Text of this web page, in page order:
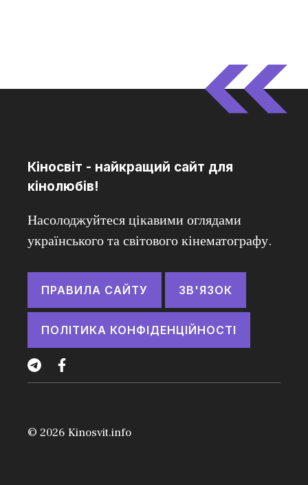
Кіносвіт - найкращий сайт для
кінолюбів!
Насолоджуйтеся цікавими оглядами
українського та світового кінематографу.
ПРАВИЛА САЙТУ ЗВ'ЯЗОК
ПОЛІТИКА КОНФІДЕНЦІЙНОСТІ
© 2026 Kinosvit.info